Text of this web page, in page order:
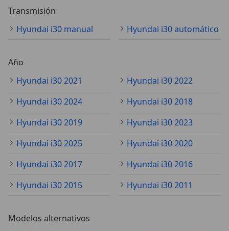
Transmisión
Hyundai i30 manual
Hyundai i30 automático
Año
Hyundai i30 2021
Hyundai i30 2022
Hyundai i30 2024
Hyundai i30 2018
Hyundai i30 2019
Hyundai i30 2023
Hyundai i30 2025
Hyundai i30 2020
Hyundai i30 2017
Hyundai i30 2016
Hyundai i30 2015
Hyundai i30 2011
Modelos alternativos